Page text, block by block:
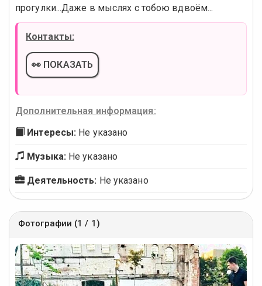
прогулки...Даже в мыслях с тобою вдвоём...
Контакты:
👀 ПОКАЗАТЬ
Дополнительная информация:
Интересы: Не указано
Музыка: Не указано
Деятельность: Не указано
Фотографии (1 / 1)